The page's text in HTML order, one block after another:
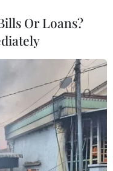
thu đều đặn là
Hưng (Vietnam+)
Or Loans?